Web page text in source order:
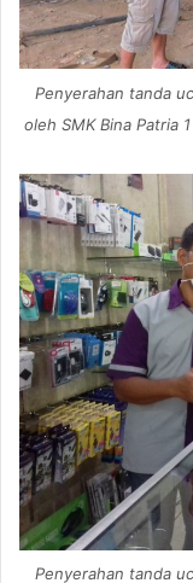
Penyerahan tanda
oleh SMK Bina Patria
Penyerahan tanda